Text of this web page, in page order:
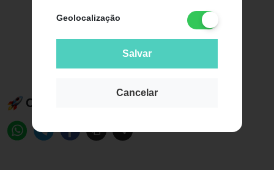
Geolocalização
Salvar
Cancelar
Compartilhe esse produto: